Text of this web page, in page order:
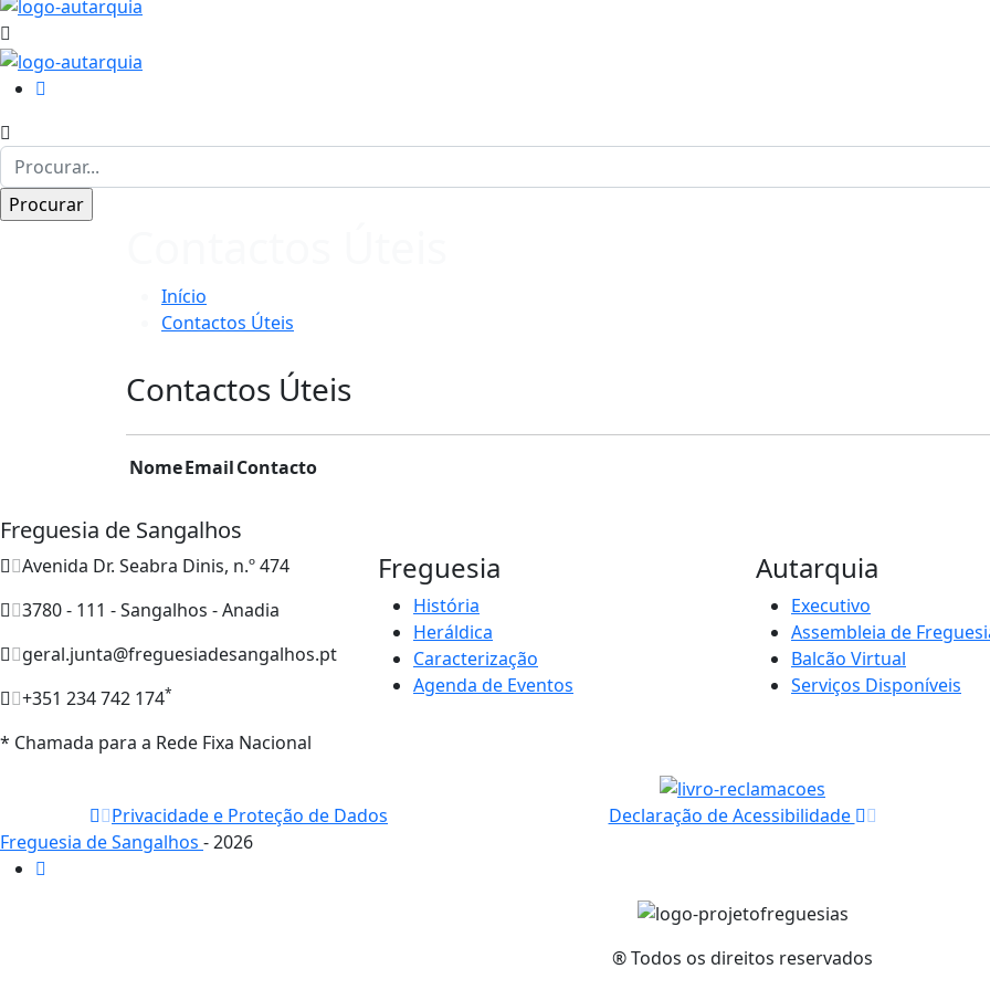
Início
Contactos Úteis
Contactos Úteis
NomeEmailContacto
Freguesia de Sangalhos
Avenida Dr. Seabra Dinis, n.º 474
3780 - 111 - Sangalhos - Anadia
geral.junta@freguesiadesangalhos.pt
+351 234 742 174*
* Chamada para a Rede Fixa Nacional
Freguesia
História
Heráldica
Caracterização
Agenda de Eventos
Autarquia
Executivo
Assembleia de
Balcão Virtual
Serviços Disponíveis
Privacidade e Proteção de Dados Declaração de Acessibilidade
Freguesia de Sangalhos - 2026
® Todos os direitos reservados